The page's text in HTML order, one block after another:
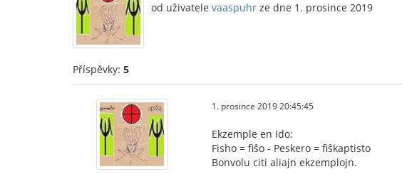
od uživatele vaaspuhr ze dne 1. prosince 2019
Příspěvky: 5
1. prosince 2019 20:45:45
Ekzemple en Ido:
Fisho = fiŝo - Peskero = fiŝkaptisto
Bonvolu citi aliajn ekzemplojn.